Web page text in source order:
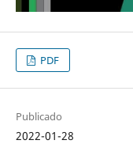
PDF
Publicado
2022-01-28